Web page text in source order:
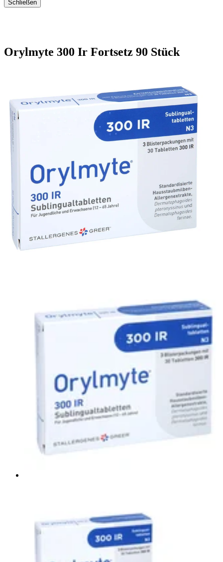
Schließen
Orylmyte 300 Ir Fortsetz 90 Stück